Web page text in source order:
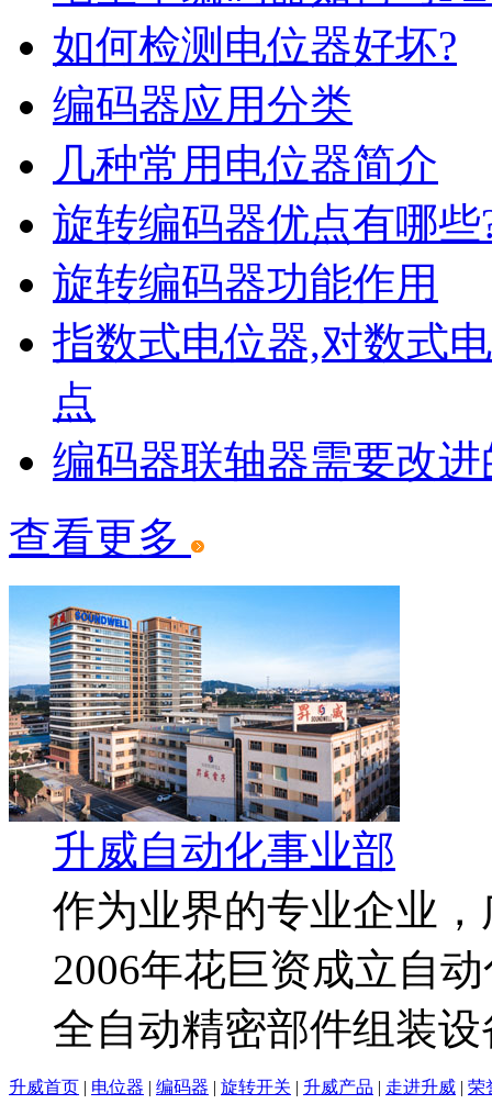
EC09增量型编码器开关
增量型编码器开关ec11
如何检测电位器好坏?
编码器应用分类
几种常用电位器简介
旋转编码器优点有哪些
旋转编码器功能作用
指数式电位器,对数式
点
编码器联轴器需要改
查看更多
升威自动化事业部
作为业界的专业企业
2006年花巨资成立自
全自动精密部件组装
升威首页 | 电位器 | 编码器 | 旋转开关 | 升威产品 | 走进升威 | 荣